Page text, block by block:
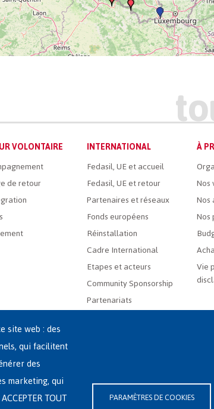
VOLONTAIRE
de retour
INTERNATIONAL
Fedasil, UE et accueil
Fedasil, UE et retour
Partenaires et réseaux
Fonds européens
Réinstallation
Cadre International
Etapes et acteurs
Community Sponsorship
Partenariats
À
Nos
Vie
site web : des
qui facilitent
des
marketing, qui
TOUT
PARAMÈTRES DE COOKIES